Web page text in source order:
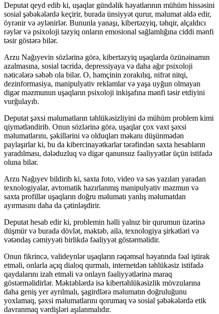
Deputat qeyd edib ki, uşaqlar gündəlik həyatlarının mühüm hissəsini
sosial şəbəkələrdə keçirir, burada ünsiyyət qurur, məlumat əldə edir,
öyrənir və əylənirlər. Bununla yanaşı, kibertəzyiq, təhqir, alçaldıcı
rəylər və psixoloji təzyiq onların emosional sağlamlığına ciddi mənfi
təsir göstərə bilər.
Arzu Nağıyevin sözlərinə görə, kibertəzyiq uşaqlarda özünəinamın
azalmasına, sosial təcridə, depressiyaya və daha ağır psixoloji
nəticələrə səbəb ola bilər. O, həmçinin zorakılıq, nifrət nitqi,
dezinformasiya, manipulyativ reklamlar və yaşa uyğun olmayan
digər məzmunun uşaqların psixoloji inkişafına mənfi təsir etdiyini
vurğulayıb.
Deputat şəxsi məlumatların təhlükəsizliyini də mühüm problem kimi
qiymətləndirib. Onun sözlərinə görə, uşaqlar çox vaxt şəxsi
məlumatlarını, şəkillərini və olduqları məkanı düşünmədən
paylaşırlar ki, bu da kibercinayətkarlar tərəfindən saxta hesabların
yaradılması, dələduzluq və digər qanunsuz fəaliyyətlər üçün istifadə
oluna bilər.
Arzu Nağıyev bildirib ki, saxta foto, video və səs yazıları yaradan
texnologiyalar, avtomatik hazırlanmış manipulyativ məzmun və
saxta profillər uşaqların doğru məlumatı yanlış məlumatdan
ayırmasını daha da çətinləşdirir.
Deputat hesab edir ki, problemin həlli yalnız bir qurumun üzərinə
düşmür və burada dövlət, məktəb, ailə, texnologiya şirkətləri və
vətəndaş cəmiyyəti birlikdə fəaliyyət göstərməlidir.
Onun fikrincə, valideynlər uşaqların rəqəmsal həyatında fəal iştirak
etməli, onlarla açıq dialoq qurmalı, internetdən təhlükəsiz istifadə
qaydalarını izah etməli və onlayn fəaliyyətlərinə maraq
göstərməlidirlər. Məktəblərdə isə kibertəhlükəsizlik mövzularına
daha geniş yer ayrılmalı, şagirdlərə məlumatın doğruluğunu
yoxlamaq, şəxsi məlumatlarını qorumaq və sosial şəbəkələrdə etik
davranmaq vərdişləri aşılanmalıdır.